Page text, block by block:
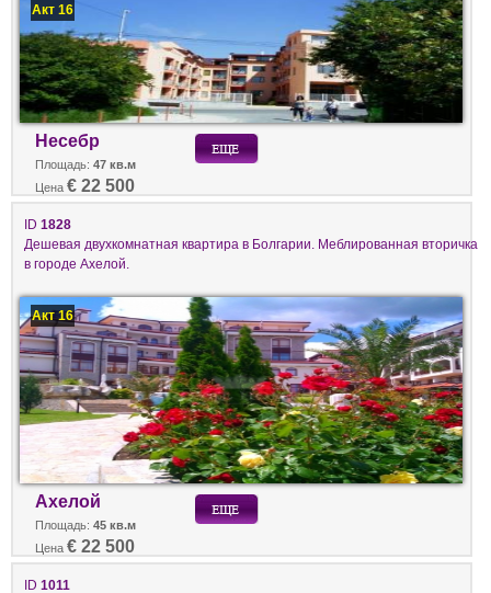
Акт 16
Несебр
Площадь: 47 кв.м
Цена € 22 500
ID 1828
Дешевая двухкомнатная квартира в Болгарии. Меблированная вторичка
в городе Ахелой.
Акт 16
Ахелой
Площадь: 45 кв.м
Цена € 22 500
ID 1011